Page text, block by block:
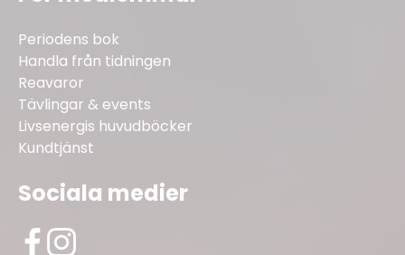
Periodens bok
Handla från tidningen
Reavaror
Tävlingar & events
Livsenergis huvudböcker
Kundtjänst
Sociala medier